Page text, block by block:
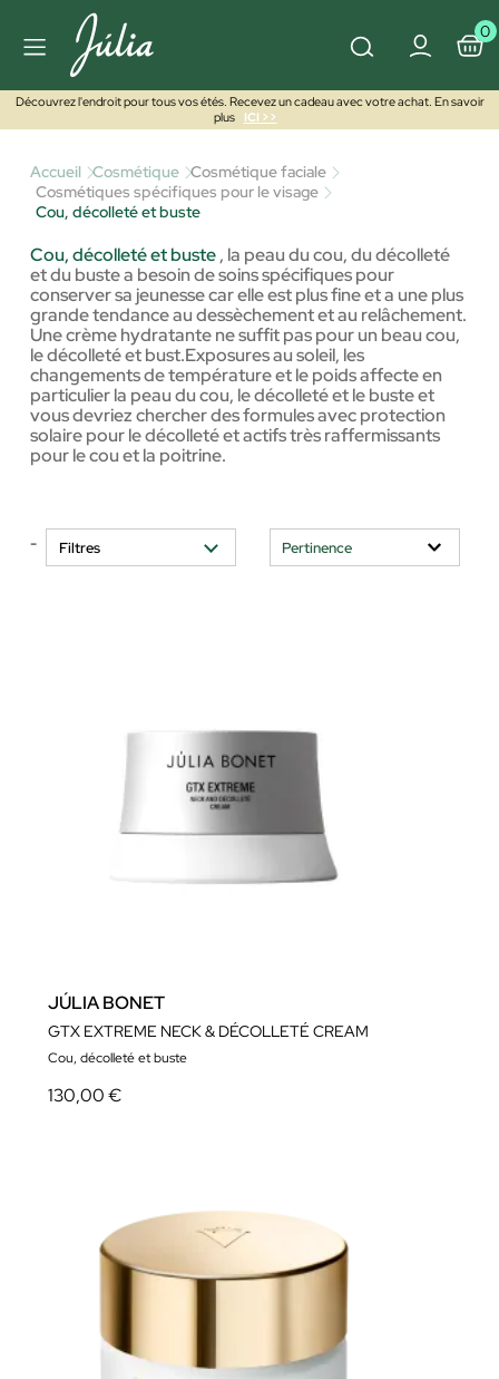
0
Découvrez l'endroit pour tous vos étés. Recevez un cadeau avec votre achat. En savoir
plus
ICI >>
Accueil Cosmétique Cosmétique faciale
Cosmétiques spécifiques pour le visage
Cou, décolleté et buste
Cou, décolleté et buste, la peau du cou, du décolleté
et du buste a besoin de soins spécifiques pour
conserver sa jeunesse car elle est plus fine et a une plus
grande tendance au dessèchement et au relâchement.
Une crème hydratante ne suffit pas pour un beau cou,
le décolleté et bust.Exposures au soleil, les
changements de température et le poids affecte en
particulier la peau du cou, le décolleté et le buste et
vous devriez chercher des formules avec protection
solaire pour le décolleté et actifs très raffermissants
pour le cou et la poitrine.
- Filtres
JÚLIA BONET
GTX EXTREME NECK & DÉCOLLETÉ CREAM
Cou, décolleté et buste
130,00 €